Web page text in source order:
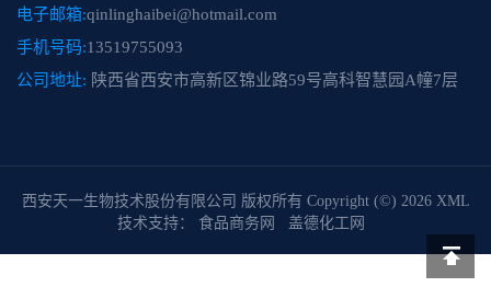
电子邮箱:qinlinghaibei@hotmail.com
手机号码:13519755093
公司地址: 陕西省西安市高新区锦业路59号高科智慧园A幢7层
西安天一生物技术股份有限公司 版权所有 Copyright (©) 2026 XML
技术支持： 食品商务网 盖德化工网